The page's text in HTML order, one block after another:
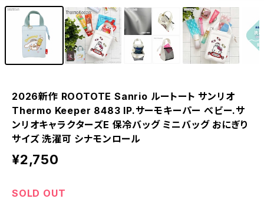
2026新作 ROOTOTE Sanrio ルートート サンリオ
Thermo Keeper 8483 IP.サーモキーパー べビー.サ
ンリオキャラクターズE 保冷バッグ ミニバッグ おにぎり
サイズ 洗濯可 シナモンロール
¥2,750
SOLD OUT